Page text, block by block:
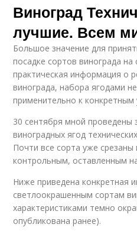
Виноград
лучшие. Всем
Большое значение для
посадке сортов винограда
практическая информация о
винограда, набора ягодами
применительно к конкретным
30 сентября мной проведены
виноградных ягод
Почти все сорта уже
контрольным, оставленным
Ниже приведена конкретная
светлоокрашенным сортам
характеристиками темно
опубликована ранее).